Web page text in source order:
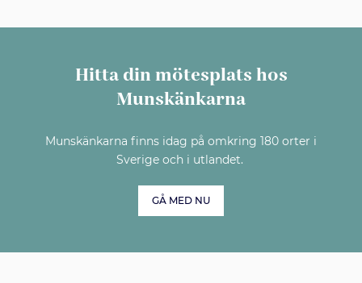
Hitta din mötesplats hos
Munskänkarna
Munskänkarna finns idag på omkring 180 orter i
Sverige och i utlandet.
GÅ MED NU